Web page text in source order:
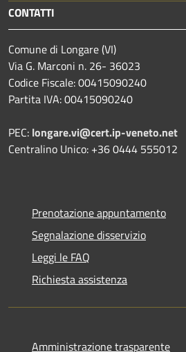
CONTATTI
Comune di Longare (VI)
Via G. Marconi n. 26- 36023
Codice Fiscale: 00415090240
Partita IVA: 00415090240
PEC: longare.vi@cert.ip-veneto.net
Centralino Unico: +36 0444 555012
Prenotazione appuntamento
Segnalazione disservizio
Leggi le FAQ
Richiesta assistenza
Amministrazione trasparente